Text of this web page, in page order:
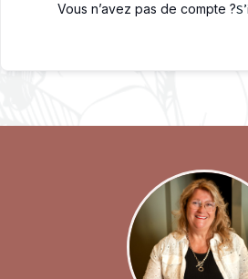
Vous n’avez pas de compte ?